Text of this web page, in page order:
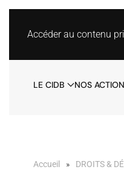
Accéder au contenu
LE CIDB NOS
Accueil DROITS &